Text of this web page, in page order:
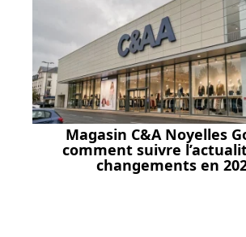
Magasin C&A Noyelles
comment suivre
changements en